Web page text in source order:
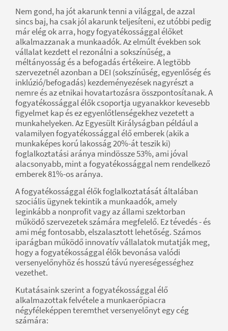
Nem gond, ha jót akarunk tenni a világgal, de azzal
sincs baj, ha csak jól akarunk teljesíteni, ez utóbbi pedig
már elég ok arra, hogy fogyatékossággal élőket
alkalmazzanak a munkaadók. Az elmúlt években sok
vállalat kezdett el rezonálni a sokszínűség, a
méltányosság és a befogadás értékeire. A legtöbb
szervezetnél azonban a DEI (sokszínűség, egyenlőség és
inklúzió/befogadás) kezdeményezések nagyrészt a
nemre és az etnikai hovatartozásra összpontosítanak. A
fogyatékossággal élők csoportja ugyanakkor kevesebb
figyelmet kap és ez egyenlőtlenségekhez vezetett a
munkahelyeken. Az Egyesült Királyságban például a
valamilyen fogyatékossággal élő emberek (akik a
munkaképes korú lakosság 20%-át teszik ki)
foglalkoztatási aránya mindössze 53%, ami jóval
alacsonyabb, mint a fogyatékossággal nem rendelkező
emberek 81%-os aránya.
A fogyatékossággal élők foglalkoztatását általában
szociális ügynek tekintik a munkaadók, amely
leginkább a nonprofit vagy az állami szektorban
működő szervezetek számára megfelelő. Ez tévedés - és
ami még fontosabb, elszalasztott lehetőség. Számos
iparágban működő innovatív vállalatok mutatják meg,
hogy a fogyatékossággal élők bevonása valódi
versenyelőnyhöz és hosszú távú nyereségességhez
vezethet.
Kutatásaink szerint a fogyatékossággal élő
alkalmazottak felvétele a munkaerőpiacra
négyféleképpen teremthet versenyelőnyt egy cég
számára: